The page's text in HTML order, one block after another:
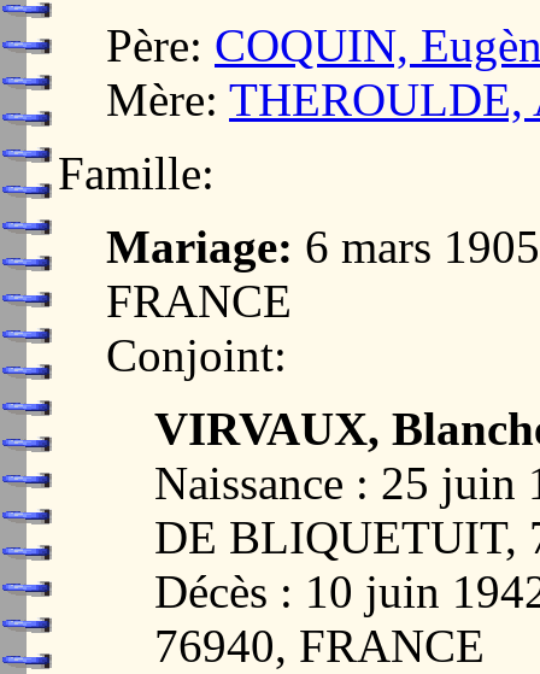
Père: COQUIN,
Mère: THEROULDE,
Famille:
Mariage: 6 mars
FRANCE
Conjoint:
VIRVAUX,
Naissance : 25
DE BLIQUETUIT,
Décès : 10 juin
76940, FRANCE